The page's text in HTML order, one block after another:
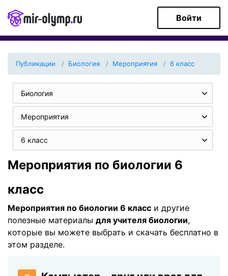
Войти
Публикации Биология Мероприятия 6 класс
Биология
Мероприятия
6 класс
Мероприятия по биологии 6
класс
Мероприятия по биологии 6 класс и другие
полезные материалы для учителя биологии,
которые вы можете выбрать и скачать бесплатно в
этом разделе.